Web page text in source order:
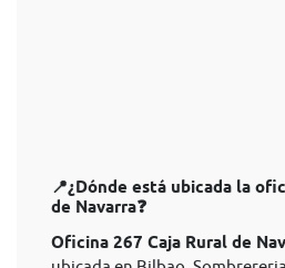
📍¿Dónde está ubicada la
de Navarra❓
Oficina 267 Caja Rural de